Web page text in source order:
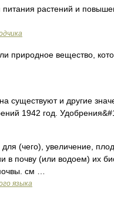
растений и
природное вещество,
существуют и другие
1942 год.
(чего), увеличение,
почву (или водоем) их
см …
языка